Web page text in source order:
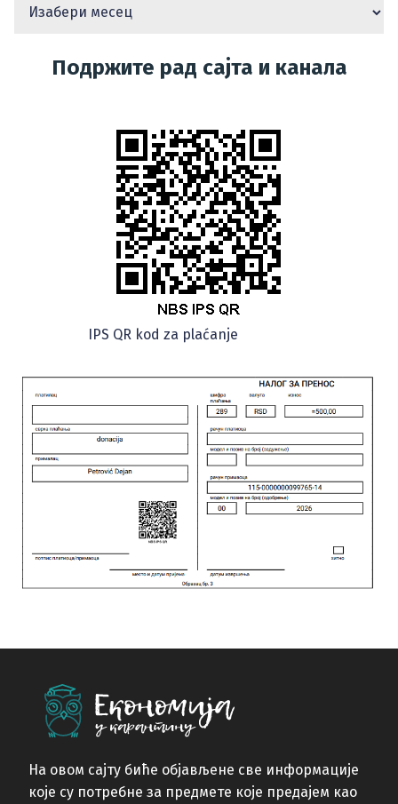
Подржите рад сајта и канала
IPS QR kod za plaćanje
На овом сајту биће објављене све информације
које су потребне за предмете које предајем као